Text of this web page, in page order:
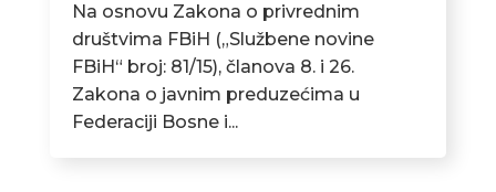
Na osnovu Zakona o privrednim
društvima FBiH („Službene novine
FBiH“ broj: 81/15), članova 8. i 26.
Zakona o javnim preduzećima u
Federaciji Bosne i...